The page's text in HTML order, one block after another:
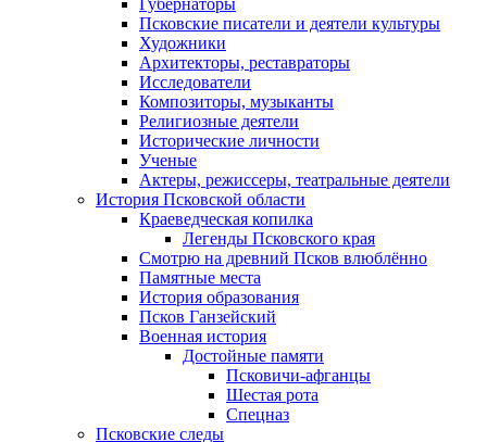
Псковские писатели и деятели культуры
Художники
Архитекторы, реставраторы
Исследователи
Композиторы, музыканты
Религиозные деятели
Исторические личности
Ученые
Актеры, режиссеры, театральные деятели
История Псковской области
Краеведческая копилка
Легенды Псковского края
Смотрю на древний Псков влюблённо
Памятные места
История образования
Псков Ганзейский
Военная история
Достойные памяти
Псковичи-афганцы
Шестая рота
Спецназ
Псковские следы